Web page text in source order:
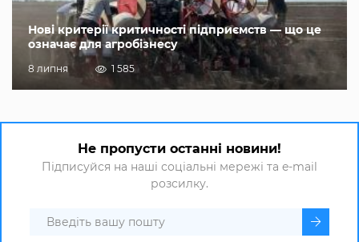
Нові критерії критичності підприємств — що це
означає для агробізнесу
8 липня 1 585
Не пропусти останні новини!
Підписуйся на наші соціальні мережі та e-mail
розсилку.